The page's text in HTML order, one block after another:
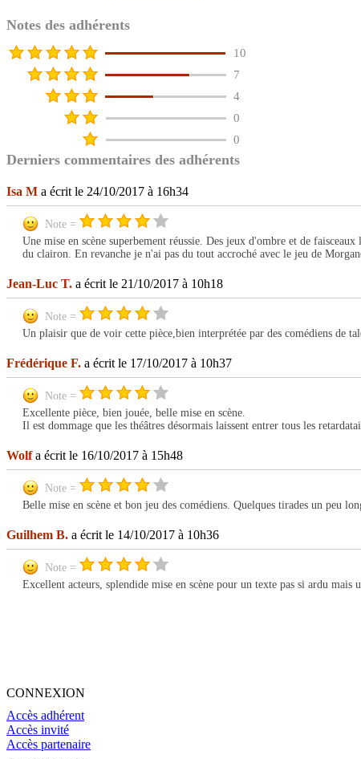
Notes des adhérents
10
7
4
0
0
Derniers commentaires des adhérents
Isa M a écrit le 24/10/2017 à 16h34
Note =
Une mise en scène superbement réussie. Des jeux d'ombre et de
du clairon. En revanche je n'ai pas du tout accroché avec le jeu de
Jean-Luc T. a écrit le 21/10/2017 à 10h18
Note =
Un plaisir que de voir cette pièce,bien interprétée par des comédiens de
Frédérique F. a écrit le 17/10/2017 à 10h37
Note =
Excellente pièce, bien jouée, belle mise en scène.
Il est dommage que les théâtres désormais laissent entrer tous les
Wolfa écrit le 16/10/2017 à 15h48
Note =
Belle mise en scène et bon jeu des comédiens. Quelques tirades un peu
Guilhem B. a écrit le 14/10/2017 à 10h36
Note =
Excellent acteurs, splendide mise en scène pour un texte pas si ardu mais
CONNEXION
Accès adhérent
Accès invité
Accès partenaire